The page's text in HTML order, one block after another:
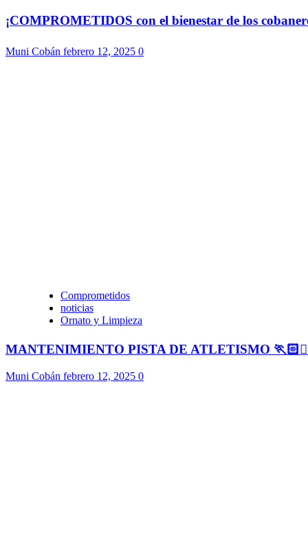
¡COMPROMETIDOS con el bienestar de los
Muni Cobán febrero 12, 2025 0
Comprometidos
noticias
Ornato y Limpieza
MANTENIMIENTO PISTA DE ATLETISMO
Muni Cobán febrero 12, 2025 0